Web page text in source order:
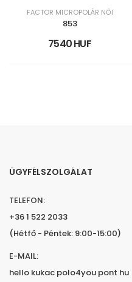
FACTOR MICROPOLÁR NŐI
853
7540 HUF
ÜGYFÉLSZOLGÁLAT
TELEFON:
+36 1 522 2033
(Hétfő - Péntek: 9:00-15:00)
E-MAIL:
hello kukac polo4you pont hu